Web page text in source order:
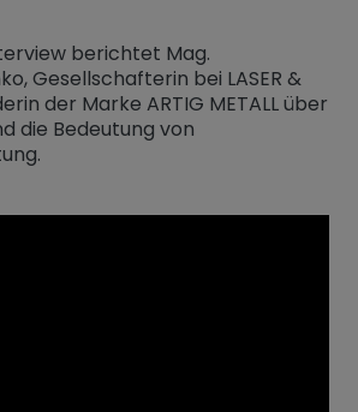
berichtet Mag.
Gesellschafterin bei LASER &
der Marke ARTIG METALL über
die Bedeutung von